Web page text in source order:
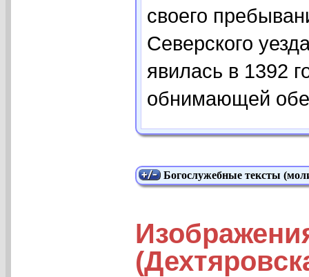
своего
Северского
явилась в 1392
обнимающей
Богослужебные тексты